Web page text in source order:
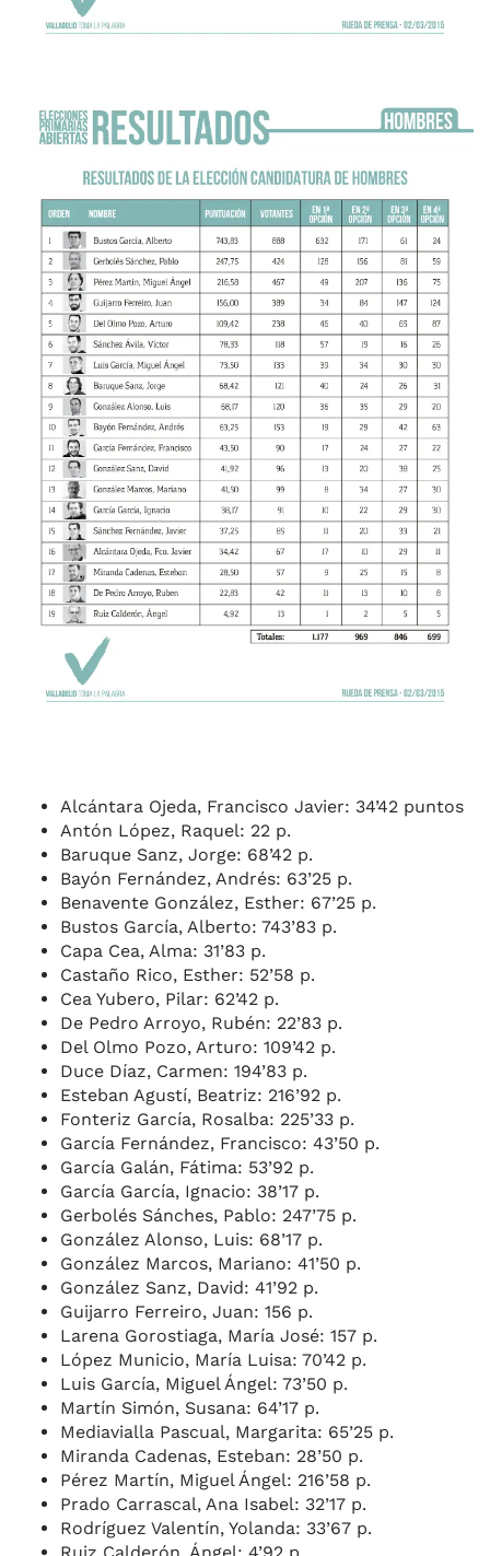
Alcántara Ojeda, Francisco Javier: 34’42 puntos
Antón López, Raquel: 22 p.
Baruque Sanz, Jorge: 68’42 p.
Bayón Fernández, Andrés: 63’25 p.
Benavente González, Esther: 67’25 p.
Bustos García, Alberto: 743’83 p.
Capa Cea, Alma: 31’83 p.
Castaño Rico, Esther: 52’58 p.
Cea Yubero, Pilar: 62’42 p.
De Pedro Arroyo, Rubén: 22’83 p.
Del Olmo Pozo, Arturo: 109’42 p.
Duce Díaz, Carmen: 194’83 p.
Esteban Agustí, Beatriz: 216’92 p.
Fonteriz García, Rosalba: 225’33 p.
García Fernández, Francisco: 43’50 p.
García Galán, Fátima: 53’92 p.
García García, Ignacio: 38’17 p.
Gerbolés Sánches, Pablo: 247’75 p.
González Alonso, Luis: 68’17 p.
González Marcos, Mariano: 41’50 p.
González Sanz, David: 41’92 p.
Guijarro Ferreiro, Juan: 156 p.
Larena Gorostiaga, María José: 157 p.
López Municio, María Luisa: 70’42 p.
Luis García, Miguel Ángel: 73’50 p.
Martín Simón, Susana: 64’17 p.
Mediavialla Pascual, Margarita: 65’25 p.
Miranda Cadenas, Esteban: 28’50 p.
Pérez Martín, Miguel Ángel: 216’58 p.
Prado Carrascal, Ana Isabel: 32’17 p.
Rodríguez Valentín, Yolanda: 33’67 p.